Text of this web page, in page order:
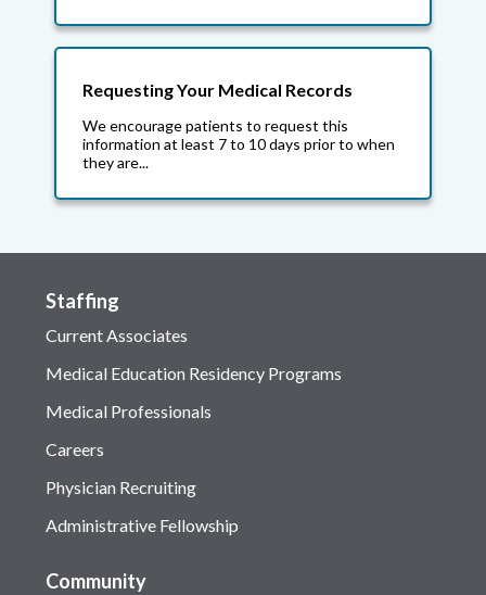
Requesting Your Medical Records
We encourage patients to request this
information at least 7 to 10 days prior to when
they are...
Staffing
Current Associates
Medical Education Residency Programs
Medical Professionals
Careers
Physician Recruiting
Administrative Fellowship
Community